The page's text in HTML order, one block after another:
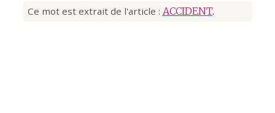
Ce mot est extrait de l'article : ACCIDENT.